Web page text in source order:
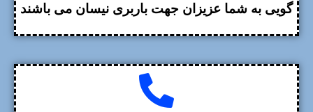
گویی به شما عزیزان جهت باربری نیسان می باشند